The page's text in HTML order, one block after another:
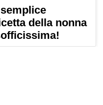
della nonna